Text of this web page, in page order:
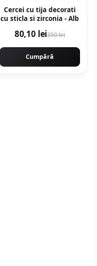
Cercei cu tija decorati
cu sticla si zirconia - Alb
80,10 lei350 lei
Cumpără